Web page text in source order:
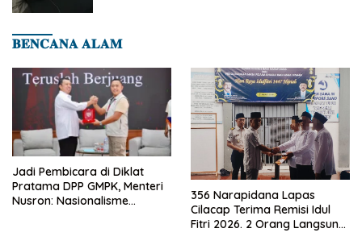
𝐁𝐄𝐍𝐂𝐀𝐍𝐀 𝐀𝐋𝐀𝐌
Jadi Pembicara di Diklat
Pratama DPP GMPK, Menteri
Nusron: Nasionalisme
356 Narapidana Lapas
Cilacap Terima Remisi Idul
Fitri 2026. 2 Orang Langsung